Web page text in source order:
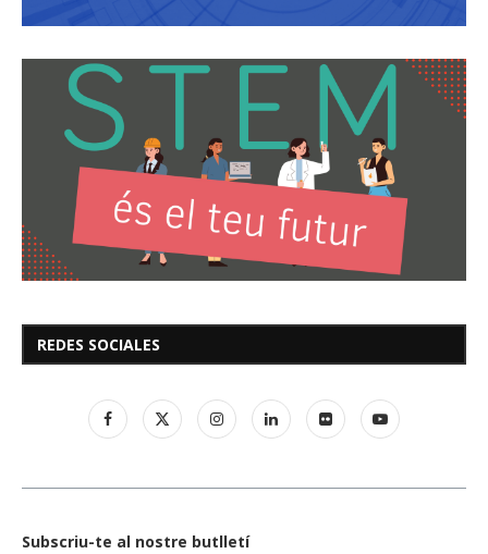
REDES SOCIALES
Subscriu-te al nostre butlletí